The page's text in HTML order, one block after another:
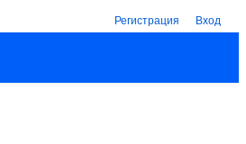
Регистрация Вход